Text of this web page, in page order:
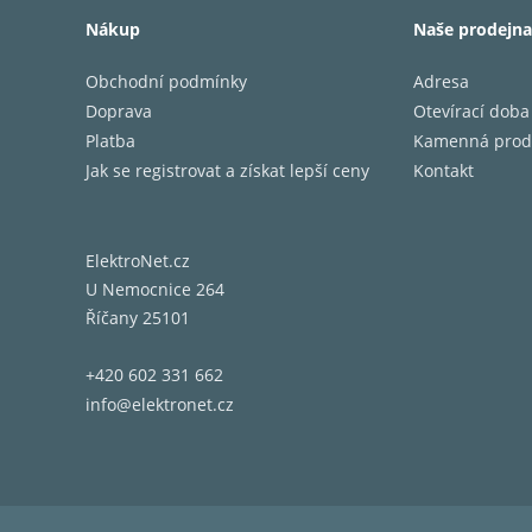
I32 a
Nákup
Obchodní podmínky
Doprava
Platba
Jak se registrovat a získat lepší ceny
Naše prodejna
Adresa
Otevírací doba
Kamenná
Kontakt
ElektroNet.cz
U Nemocnice 264
Říčany 25101
+420 602 331 662
info@elektronet.cz